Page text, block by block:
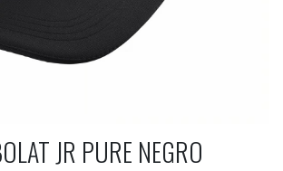
JR PURE NEGRO